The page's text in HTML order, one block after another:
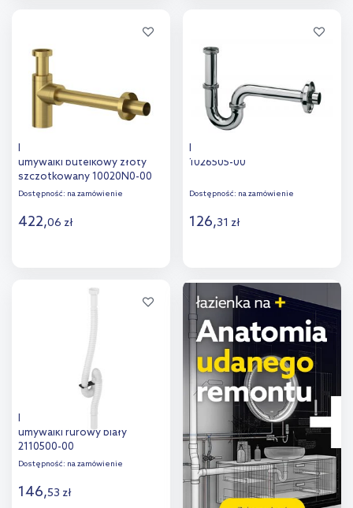
porównania porównania
Kludi Design syfon do
umywalki butelkowy złoty
szczotkowany 10020N0-00
Dostępność: na zamówienie
422,06 zł
Dodaj do
Kludi Ideal syfon rurowy
1026505-00
Dostępność: na zamówienie
126,31 zł
Dodaj do
porównania
Kludi Rotexa syfon do
umywalki rurowy biały
2110500-00
Dostępność: na zamówienie
146,53 zł